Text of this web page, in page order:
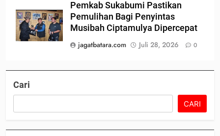
Pemkab Sukabumi Pastikan
Pemulihan Bagi Penyintas
Musibah Ciptamulya Dipercepat
jagatbatara.com
Juli 28, 2026 0
Cari
CARI